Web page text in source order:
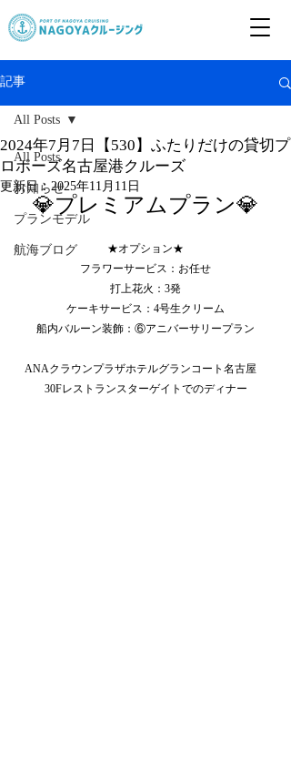
記事
All Posts
お知らせ
プランモデル
航海ブログ
All Posts
2024年7月7日【530】ふたりだけの貸切プ
ロポーズ名古屋港クルーズ
更新日：2025年11月11日
💎プレミアムプラン💎
★オプション★
フラワーサービス：お任せ
打上花火：3発
ケーキサービス：4号生クリーム
船内バルーン装飾：⑥アニバーサリープラン
ANAクラウンプラザホテルグランコート名古屋
30Fレストランスターゲイトでのディナー